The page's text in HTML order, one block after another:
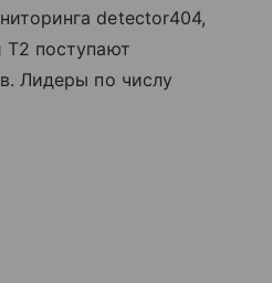
detector404,
T2 поступают
Лидеры по числу